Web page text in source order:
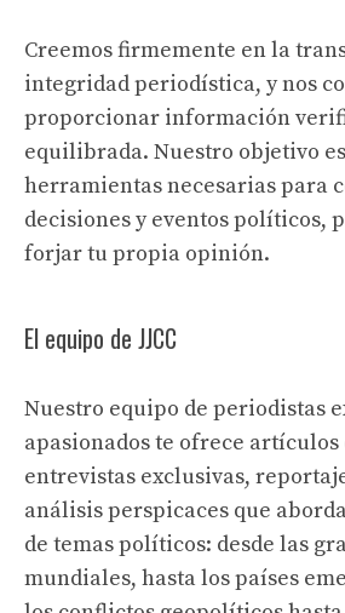
Creemos firmemente en la
integridad periodística, y nos
proporcionar información
equilibrada. Nuestro objetivo
herramientas necesarias para
decisiones y eventos políticos,
forjar tu propia opinión.
El equipo de JJCC
Nuestro equipo de periodistas
apasionados te ofrece
entrevistas exclusivas,
análisis perspicaces que
de temas políticos: desde las
mundiales, hasta los países